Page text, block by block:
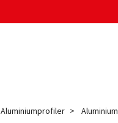
Aluminiumprofiler